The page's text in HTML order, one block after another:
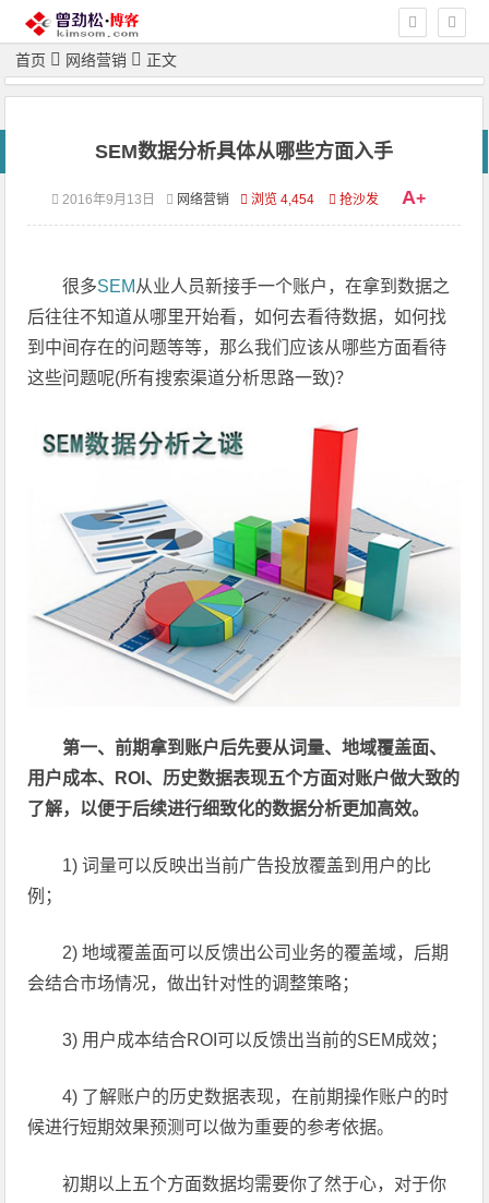
首页 网络营销 正文
SEM数据分析具体从哪些方面入手
2016年9月13日 网络营销 浏览 4,454 抢沙发 A+
很多SEM 从业人员新接手一个账户，在拿到数据之
后往往不知道从哪里开始看，如何去看待数据，如何找
到中间存在的问题等等，那么我们应该从哪些方面看待
这些问题呢(所有搜索渠道分析思路一致)？
第一、前期拿到账户后先要从词量、地域覆盖面、
用户成本、ROI、历史数据表现五个方面对账户做大致的
了解，以便于后续进行细致化的数据分析更加高效。
1) 词量可以反映出当前广告投放覆盖到用户的比
例；
2) 地域覆盖面可以反馈出公司业务的覆盖域，后期
会结合市场情况，做出针对性的调整策略；
3) 用户成本结合ROI可以反馈出当前的SEM成效；
4) 了解账户的历史数据表现，在前期操作账户的时
候进行短期效果预测可以做为重要的参考依据。
初期以上五个方面数据均需要你了然于心，对于你